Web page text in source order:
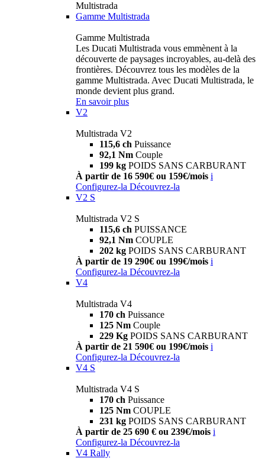
Multistrada
Gamme Multistrada
Gamme Multistrada
Les Ducati Multistrada vous emmènent à la
découverte de paysages incroyables, au-delà des
frontières. Découvrez tous les modèles de la
gamme Multistrada. Avec Ducati Multistrada, le
monde devient plus grand.
En savoir plus
V2
Multistrada V2
115,6 ch Puissance
92,1 Nm Couple
199 kg POIDS SANS CARBURANT
À partir de 16 590€ ou 159€/mois i
Configurez-la Découvrez-la
V2 S
Multistrada V2 S
115,6 ch PUISSANCE
92,1 Nm COUPLE
202 kg POIDS SANS CARBURANT
À partir de 19 290€ ou 199€/mois i
Configurez-la Découvrez-la
V4
Multistrada V4
170 ch Puissance
125 Nm Couple
229 Kg POIDS SANS CARBURANT
À partir de 21 590€ ou 199€/mois i
Configurez-la Découvrez-la
V4 S
Multistrada V4 S
170 ch Puissance
125 Nm COUPLE
231 kg POIDS SANS CARBURANT
À partir de 25 690 € ou 239€/mois i
Configurez-la Découvrez-la
V4 Rally